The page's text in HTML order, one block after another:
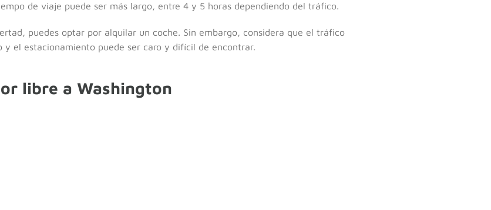
de viaje puede ser más largo, entre 4 y 5 horas dependiendo del tráfico.
puedes optar por alquilar un coche. Sin embargo, considera que el tráfico
y el estacionamiento puede ser caro y difícil de encontrar.
libre a Washington